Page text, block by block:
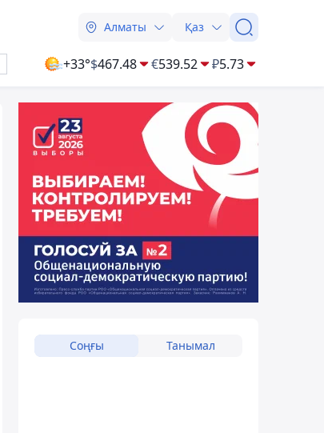
Алматы Қаз
+33°$467.48 €539.52 ₽5.73
Соңғы Танымал